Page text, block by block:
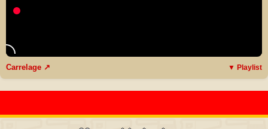
Carrelage ↗ ▼ Playlist